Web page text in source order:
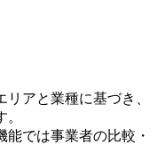
アと業種に基づき、
では事業者の比較・